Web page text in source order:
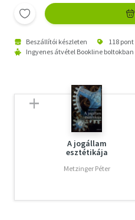
Beszállítói készleten 118 pont
Ingyenes átvétel Bookline boltokban
A jogállam
esztétikája
Metzinger Péter